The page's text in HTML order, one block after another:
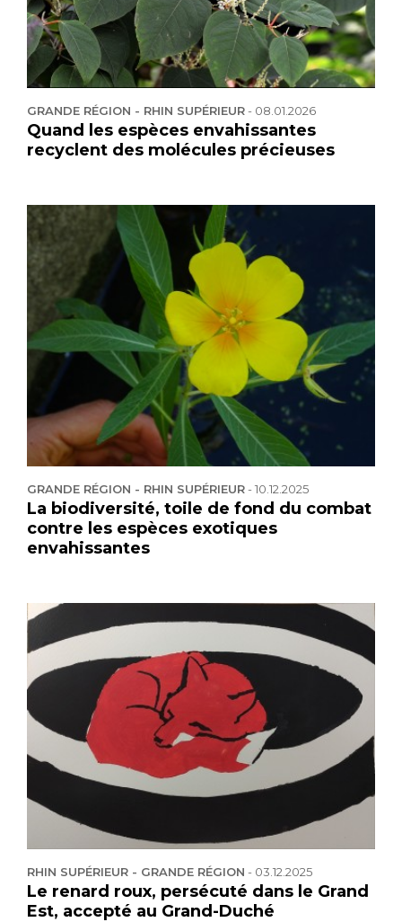
GRANDE RÉGION - RHIN SUPÉRIEUR- 08.01.2026
Quand les espèces envahissantes
recyclent des molécules précieuses
GRANDE RÉGION - RHIN SUPÉRIEUR-10.12.2025
La biodiversité, toile de fond du combat
contre les espèces exotiques
envahissantes
RHIN SUPÉRIEUR - GRANDE RÉGION - 03.12.2025
Le renard roux, persécuté dans le Grand
Est, accepté au Grand-Duché